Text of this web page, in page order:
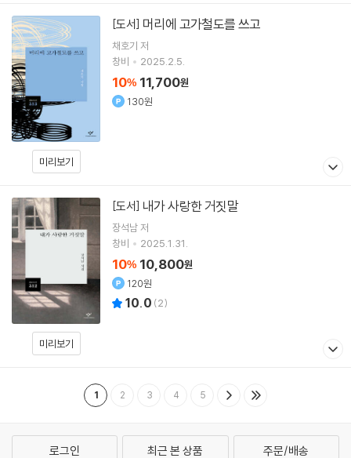
미리보기
[도서] 머리에 고가철도를 쓰고
채호기 저
창비
2025.2.5.
10% 11,700원
130원
미리보기
[도서] 내가 사랑한 거짓말
장석남저
창비
2025.1.31.
10% 10,800원
120원
10.0 (2)
1 2 3 4 5
로그인 최근 본 상품 주문/배송